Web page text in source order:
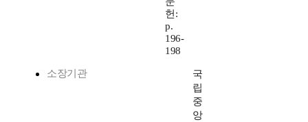
헌:
p.
196-
198
소장기관
국
립
중
앙